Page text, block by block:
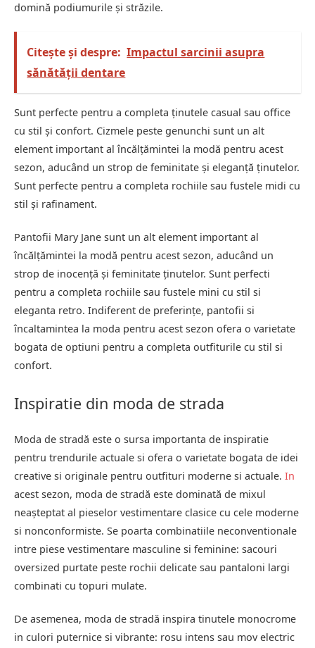
domină podiumurile și străzile.
Citește și despre: Impactul sarcinii asupra
sănătății dentare
Sunt perfecte pentru a completa ținutele casual sau office
cu stil și confort. Cizmele peste genunchi sunt un alt
element important al încălțămintei la modă pentru acest
sezon, aducând un strop de feminitate și eleganță ținutelor.
Sunt perfecte pentru a completa rochiile sau fustele midi cu
stil și rafinament.
Pantofii Mary Jane sunt un alt element important al
încălțămintei la modă pentru acest sezon, aducând un
strop de inocență și feminitate ținutelor. Sunt perfecti
pentru a completa rochiile sau fustele mini cu stil si
eleganta retro. Indiferent de preferințe, pantofii si
încaltamintea la moda pentru acest sezon ofera o varietate
bogata de optiuni pentru a completa outfiturile cu stil si
confort.
Inspiratie din moda de strada
Moda de stradă este o sursa importanta de inspiratie
pentru trendurile actuale si ofera o varietate bogata de idei
creative si originale pentru outfituri moderne si actuale. In
acest sezon, moda de stradă este dominată de mixul
neașteptat al pieselor vestimentare clasice cu cele moderne
si nonconformiste. Se poarta combinatiile neconventionale
intre piese vestimentare masculine si feminine: sacouri
oversized purtate peste rochii delicate sau pantaloni largi
combinati cu topuri mulate.
De asemenea, moda de stradă inspira tinutele monocrome
in culori puternice si vibrante: rosu intens sau mov electric